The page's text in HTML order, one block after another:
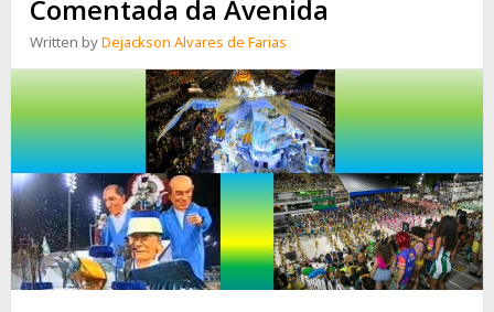
Comentada da Avenida
Written byDejackson Alvares de Farias